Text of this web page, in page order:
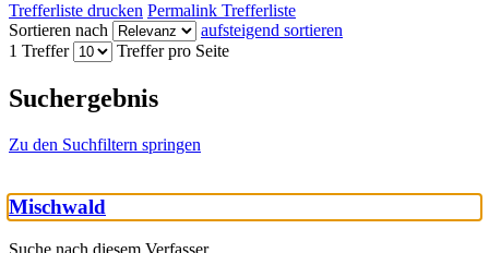
Trefferliste drucken Permalink Trefferliste
Sortieren nach
aufsteigend sortieren
1 Treffer
Treffer pro Seite
Suchergebnis
Zu den Suchfiltern springen
Mischwald
Suche nach diesem Verfasser